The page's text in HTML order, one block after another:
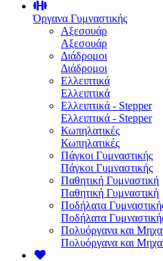
Όργανα Γυμναστικής
Αξεσουάρ
Αξεσουάρ
Διάδρομοι
Διάδρομοι
Ελλειπτικά
Ελλειπτικά
Ελλειπτικά - Stepper
Ελλειπτικά - Stepper
Κωπηλατικές
Κωπηλατικές
Πάγκοι Γυμναστικής
Πάγκοι Γυμναστικής
Παθητική Γυμναστική
Παθητική Γυμναστική
Ποδήλατα
Ποδήλατα
Πολυόργανα και
Πολυόργανα και